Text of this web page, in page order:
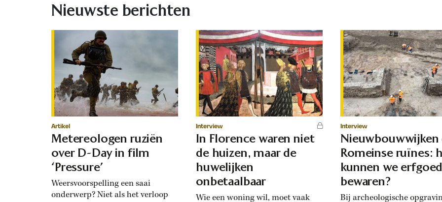
Nieuwste berichten
Artikel
Metereologen ruziën
over D-Day in film
‘Pressure’
Weersvoorspelling een saai
onderwerp? Niet als het verloop
Interview
In Florence waren niet
de huizen, maar de
huwelijken
onbetaalbaar
Wie een woning wil, moet vaak
Interview
Nieuwbouwwijken
Romeinse ruïnes:
kunnen we erfgoed
bewaren?
Bij archeologische